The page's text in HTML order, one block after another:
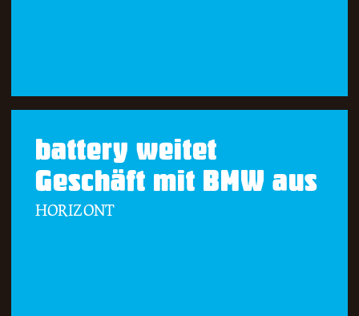
battery weitet
Geschäft mit BMW aus
HORIZONT